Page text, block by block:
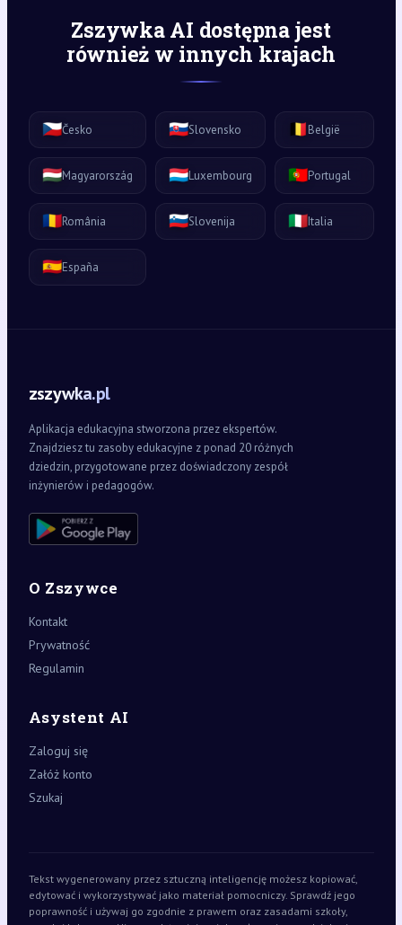
Zszywka AI dostępna jest
również w innych krajach
🇨🇿Česko 🇸🇰Slovensko 🇧🇪België
🇭🇺Magyarország 🇱🇺Luxembourg 🇵🇹Portugal
🇷🇴România 🇸🇮Slovenija 🇮🇹Italia
🇪🇸España
zszywka.pl
Aplikacja edukacyjna stworzona przez ekspertów.
Znajdziesz tu zasoby edukacyjne z ponad 20 różnych
dziedzin, przygotowane przez doświadczony zespół
inżynierów i pedagogów.
O Zszywce
Kontakt
Prywatność
Regulamin
Asystent AI
Zaloguj się
Załóż konto
Szukaj
Tekst wygenerowany przez sztuczną inteligencję możesz kopiować,
edytować i wykorzystywać jako materiał pomocniczy. Sprawdź jego
poprawność i używaj go zgodnie z prawem oraz zasadami szkoły,